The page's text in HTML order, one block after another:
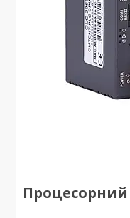
Процесорний